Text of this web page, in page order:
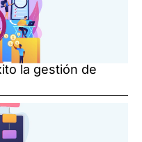
la gestión de